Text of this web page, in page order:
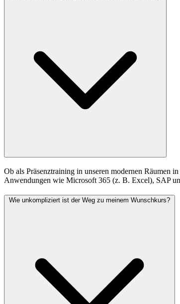
Ob als Präsenztraining in unseren modernen Räumen
Anwendungen wie Microsoft 365 (z. B. Excel), SAP
Wie unkompliziert ist der Weg zu meinem Wunschkurs?